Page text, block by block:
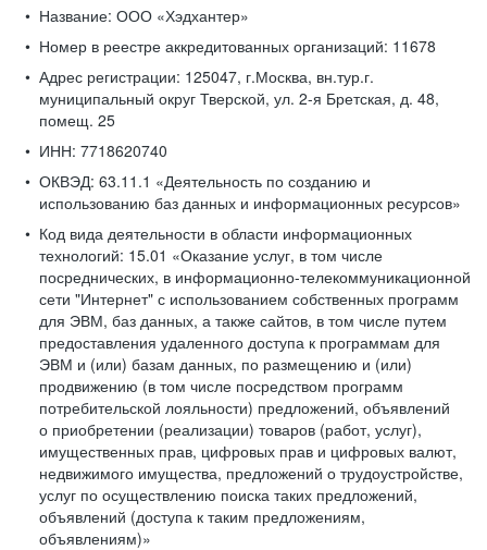
Название: ООО «Хэдхантер»
Номер в реестре аккредитованных организаций: 11678
Адрес регистрации: 125047, г.Москва, вн.тур.г.
муниципальный округ Тверской, ул. 2-я Бретская, д. 48,
помещ. 25
ИНН: 7718620740
ОКВЭД: 63.11.1 «Деятельность по созданию и
использованию баз данных и информационных ресурсов»
Код вида деятельности в области информационных
технологий: 15.01 «Оказание услуг, в том числе
посреднических, в информационно-телекоммуникационной
сети "Интернет" с использованием собственных программ
для ЭВМ, баз данных, а также сайтов, в том числе путем
предоставления удаленного доступа к программам для
ЭВМ и (или) базам данных, по размещению и (или)
продвижению (в том числе посредством программ
потребительской лояльности) предложений, объявлений
о приобретении (реализации) товаров (работ, услуг),
имущественных прав, цифровых прав и цифровых валют,
недвижимого имущества, предложений о трудоустройстве,
услуг по осуществлению поиска таких предложений,
объявлений (доступа к таким предложениям,
объявлениям)»